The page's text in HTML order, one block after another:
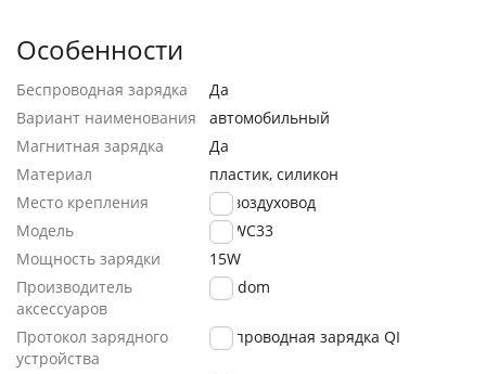
Особенности
Беспроводная зарядка
Да
Вариант наименования
автомобильный
Магнитная зарядка
Да
Материал
пластик, силикон
Место крепления
на воздуховод
Модель
ET-WC33
Мощность зарядки
15W
Производитель
аксессуаров
Earldom
Протокол зарядного
устройства
беспроводная зарядка QI